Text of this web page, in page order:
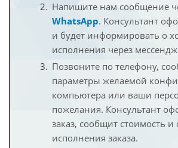
Напишите нам сообщение
WhatsApp. Консультант
и будет информировать о
исполнения через
Позвоните по телефону,
параметры желаемой
компьютера или ваши
пожелания. Консультант
заказ, сообщит стоимость и
исполнения заказа.